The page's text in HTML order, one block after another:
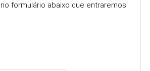
formulário abaixo que entraremos